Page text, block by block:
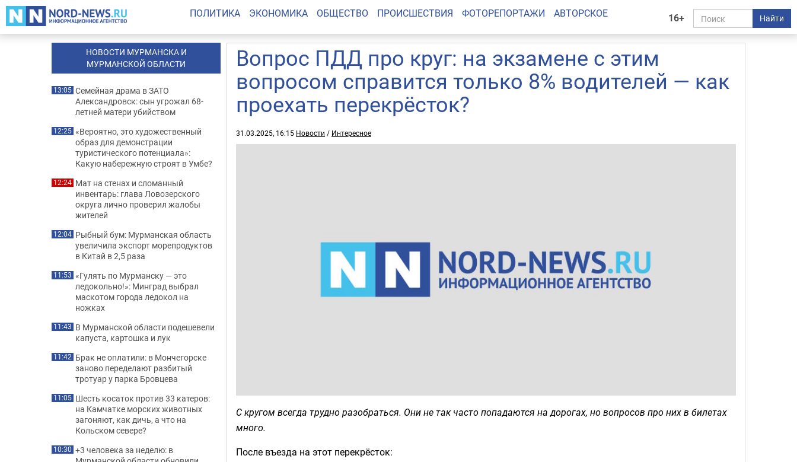
16+ Найти
ПОЛИТИКА ЭКОНОМИКА ОБЩЕСТВО ПРОИСШЕСТВИЯ ФОТОРЕПОРТАЖИ АВТОРСКОЕ
Вопрос ПДД про круг: на экзамене с этим
вопросом справится только 8% водителей — как
проехать перекрёсток?
31.03.2025, 16:15 Новости / Интересное
С кругом всегда трудно разобраться. Они не так часто попадаются на дорогах, но вопросов про них в билетах
много.
После въезда на этот перекрёсток:
НОВОСТИ МУРМАНСКА И
МУРМАНСКОЙ ОБЛАСТИ
13:05 Семейная драма в ЗАТО
Александровск: сын угрожал 68-
летней матери убийством
12:25 «Вероятно, это художественный
образ для демонстрации
туристического потенциала»:
Какую набережную строят в Умбе?
12:24 Мат на стенах и сломанный
инвентарь: глава Ловозерского
округа лично проверил жалобы
жителей
12:04 Рыбный бум: Мурманская область
увеличила экспорт морепродуктов
в Китай в 2,5 раза
11:53 «Гулять по Мурманску — это
ледокольно!»: Минград выбрал
маскотом города ледокол на
ножках
11:43 В Мурманской области подешевели
капуста, картошка и лук
11:42 Брак не оплатили: в Мончегорске
заново переделают разбитый
тротуар у парка Бровцева
11:05 Шесть косаток против 33 катеров:
на Камчатке морских животных
загоняют, как дичь, а что на
Кольском севере?
10:30 +3 человека за неделю: в